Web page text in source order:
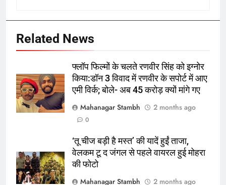
Related News
फ्लॉप फिल्मों के चलते रणवीर सिंह को इग्नोर
किया:डॉन 3 विवाद में रणवीर के सपोर्ट में आए
एमी विर्क; बोले- अब 45 करोड़ क्यों मांगे गए
Mahanagar Stambh
2 months ago
0
‘तू चीज बड़ी है मस्त’ की यादें हुईं ताजा,
वेलकम टू द जंगल से पहले वायरल हुई मोहरा
की फोटो
Mahanagar Stambh
2 months ago
5
रूट 4 साल बाद इंग्लैंड की कप्तानी
एटकिंसन दूसरे टेस्ट से बाहर; आर्चर की
वापसी
क्रिकेट ‎स्पोर्ट्स
6